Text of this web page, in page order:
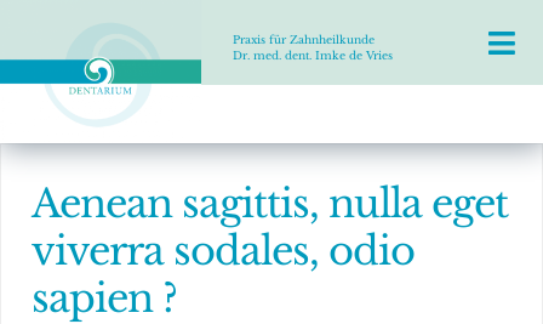
springen
Praxis für Zahnheilkunde
Dr. med. dent. Imke de Vries
Dentarium
Die Praxis & das Team
Kinderbehandlung
Angebote zur Entspannung
Aenean sagittis, nulla eget
viverra sodales, odio
sapien ?